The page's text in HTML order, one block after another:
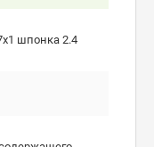
шпонка 2.4